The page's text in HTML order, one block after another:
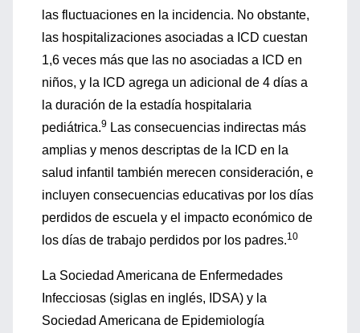
las fluctuaciones en la incidencia. No obstante,
las hospitalizaciones asociadas a ICD cuestan
1,6 veces más que las no asociadas a ICD en
niños, y la ICD agrega un adicional de 4 días a
la duración de la estadía hospitalaria
pediátrica.9 Las consecuencias indirectas más
amplias y menos descriptas de la ICD en la
salud infantil también merecen consideración, e
incluyen consecuencias educativas por los días
perdidos de escuela y el impacto económico de
los días de trabajo perdidos por los padres.10
La Sociedad Americana de Enfermedades
Infecciosas (siglas en inglés, IDSA) y la
Sociedad Americana de Epidemiología